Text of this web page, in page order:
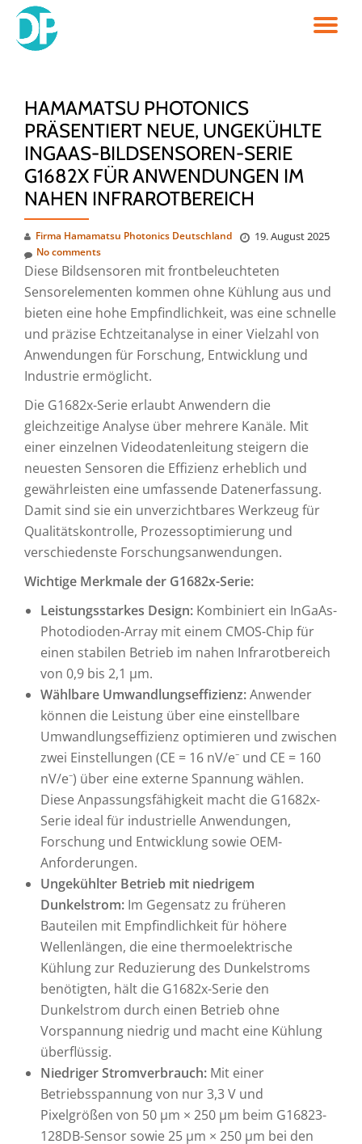
Skip
HAMAMATSU PHOTONICS
PRÄSENTIERT NEUE, UNGEKÜHLTE
INGAAS-BILDSENSOREN-SERIE
G1682X FÜR ANWENDUNGEN IM
NAHEN INFRAROTBEREICH
Firma Hamamatsu Photonics Deutschland 19. August 2025
No comments
Diese Bildsensoren mit frontbeleuchteten
Sensorelementen kommen ohne Kühlung aus und
bieten eine hohe Empfindlichkeit, was eine schnelle
und präzise Echtzeitanalyse in einer Vielzahl von
Anwendungen für Forschung, Entwicklung und
Industrie ermöglicht.
Die G1682x-Serie erlaubt Anwendern die
gleichzeitige Analyse über mehrere Kanäle. Mit
einer einzelnen Videodatenleitung steigern die
neuesten Sensoren die Effizienz erheblich und
gewährleisten eine umfassende Datenerfassung.
Damit sind sie ein unverzichtbares Werkzeug für
Qualitätskontrolle, Prozessoptimierung und
verschiedenste Forschungsanwendungen.
Wichtige Merkmale der G1682x-Serie:
Leistungsstarkes Design: Kombiniert ein InGaAs-
Photodioden-Array mit einem CMOS-Chip für
einen stabilen Betrieb im nahen Infrarotbereich
von 0,9 bis 2,1 µm.
Wählbare Umwandlungseffizienz:Anwender
können die Leistung über eine einstellbare
Umwandlungseffizienz optimieren und zwischen
zwei Einstellungen (CE = 16 nV/e⁻ und CE = 160
nV/e⁻) über eine externe Spannung wählen.
Diese Anpassungsfähigkeit macht die G1682x-
Serie ideal für industrielle Anwendungen,
Forschung und Entwicklung sowie OEM-
Anforderungen.
Ungekühlter Betrieb mit niedrigem
Dunkelstrom: Im Gegensatz zu früheren
Bauteilen mit Empfindlichkeit für höhere
Wellenlängen, die eine thermoelektrische
Kühlung zur Reduzierung des Dunkelstroms
benötigten, hält die G1682x-Serie den
Dunkelstrom durch einen Betrieb ohne
Vorspannung niedrig und macht eine Kühlung
überflüssig.
Niedriger Stromverbrauch: Mit einer
Betriebsspannung von nur 3,3 V und
Pixelgrößen von 50 µm × 250 µm beim G16823-
128DB-Sensor sowie 25 µm × 250 µm bei den